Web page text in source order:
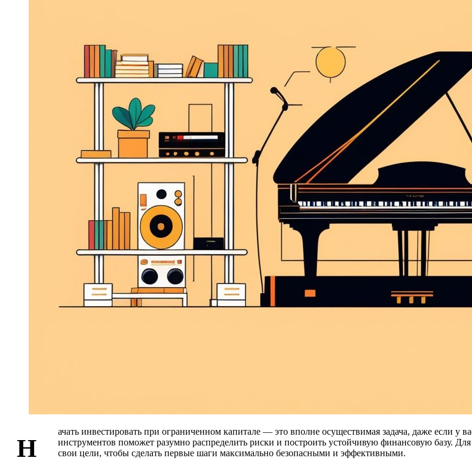
Н
ачать инвестировать при ограниченном капитале — это вполне осуществимая задача, даже если
инструментов поможет разумно распределить риски и построить устойчивую финансовую базу.
свои цели, чтобы сделать первые шаги максимально безопасными и эффективными.